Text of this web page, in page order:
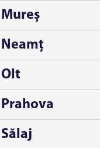
Mureș
Neamț
Olt
Prahova
Sălaj